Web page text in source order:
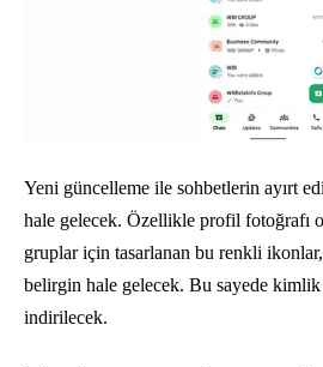
Yeni güncelleme ile sohbetlerin ayırt
hale gelecek. Özellikle profil fotoğrafı
gruplar için tasarlanan bu renkli
belirgin hale gelecek. Bu sayede kimlik
indirilecek.